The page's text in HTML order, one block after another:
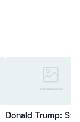
Donald Trump: